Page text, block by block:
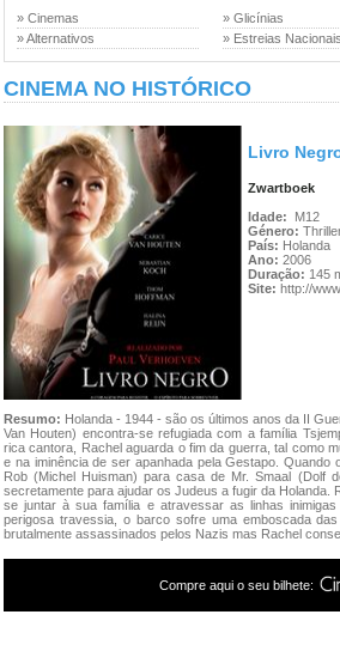
» Cinemas
» Alternativos
» Glicínias
» Estreias Nacionais
CINEMA NO HISTÓRICO
Livro
Zwartboek
Idade:
M12
Género:
País: Holanda
Ano: 2006
Duração: 145
Site: http://
Resumo: Holanda - 1944 - são os últimos anos da II
Van Houten) encontra-se refugiada com a família
rica cantora, Rachel aguarda o fim da guerra, tal como
e na iminência de ser apanhada pela Gestapo.
Rob (Michel Huisman) para casa de Mr. Smaal (Dolf
secretamente para ajudar os Judeus a fugir da Holanda.
se juntar à sua família e atravessar as linhas
perigosa travessia, o barco sofre uma emboscada
brutalmente assassinados pelos Nazis mas Rachel
Compre aqui o seu bilhete: